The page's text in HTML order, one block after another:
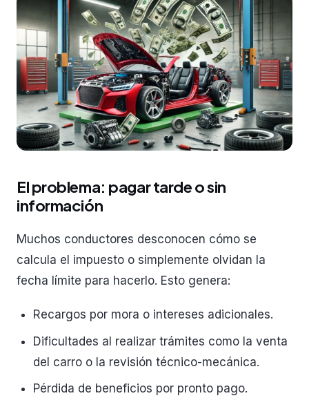
El problema: pagar tarde o sin
información
Muchos conductores desconocen cómo se
calcula el impuesto o simplemente olvidan la
fecha límite para hacerlo. Esto genera:
Recargos por mora o intereses adicionales.
Dificultades al realizar trámites como la venta
del carro o la revisión técnico-mecánica.
Pérdida de beneficios por pronto pago.